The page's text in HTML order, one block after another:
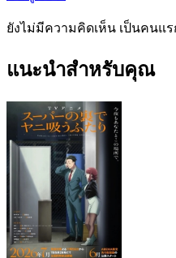
ยังไม่มีความคิดเห็น เป็นคนแ
แนะนำสำหรับคุณ